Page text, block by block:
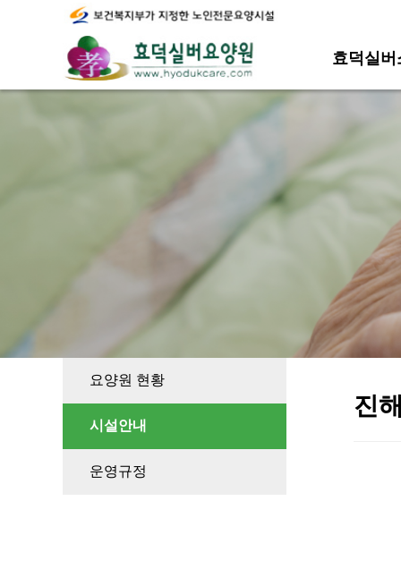
효덕실버
요양원 현황
시설안내
운영규정
진